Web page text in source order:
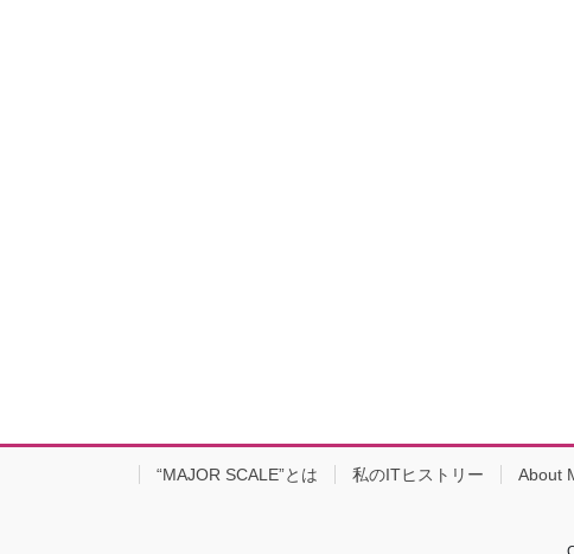
“MAJOR SCALE”とは 私のITヒストリー About